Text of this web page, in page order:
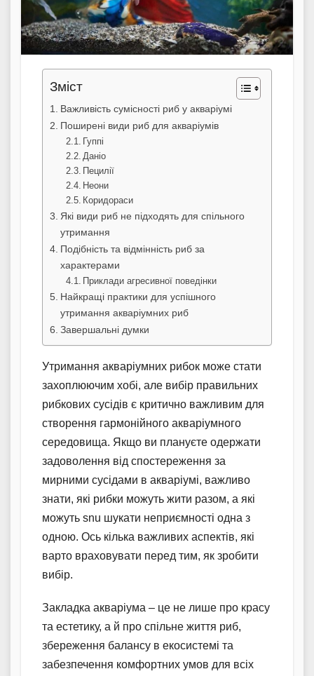
Зміст
Важливість сумісності риб у акваріумі
Поширені види риб для акваріумів
Гуппі
Даніо
Пецилії
Неони
Коридораси
Які види риб не підходять для спільного
утримання
Подібність та відмінність риб за
характерами
Приклади агресивної поведінки
Найкращі практики для успішного
утримання акваріумних риб
Завершальні думки
Утримання акваріумних рибок може стати
захоплюючим хобі, але вибір правильних
рибкових сусідів є критично важливим для
створення гармонійного акваріумного
середовища. Якщо ви плануєте одержати
задоволення від спостереження за
мирними сусідами в акваріумі, важливо
знати, які рибки можуть жити разом, а які
можуть snu шукати неприємності одна з
одною. Ось кілька важливих аспектів, які
варто враховувати перед тим, як зробити
вибір.
Закладка акваріума – це не лише про красу
та естетику, а й про спільне життя риб,
збереження балансу в екосистемі та
забезпечення комфортних умов для всіх